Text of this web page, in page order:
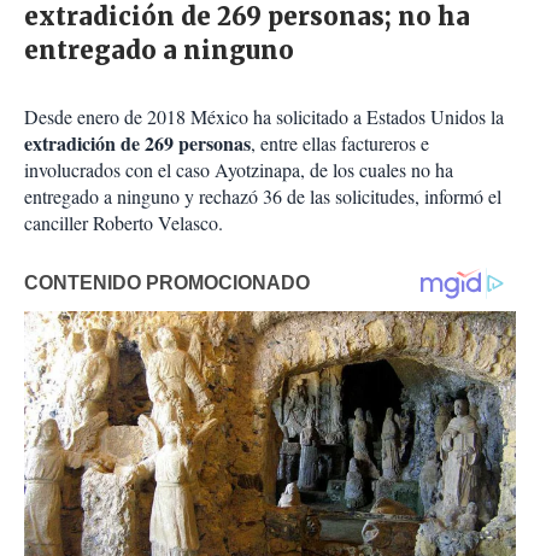
extradición de 269 personas; no ha
entregado a ninguno
Desde enero de 2018 México ha solicitado a Estados Unidos la
extradición de 269 personas, entre ellas factureros e
involucrados con el caso Ayotzinapa, de los cuales no ha
entregado a ninguno y rechazó 36 de las solicitudes, informó el
canciller Roberto Velasco.